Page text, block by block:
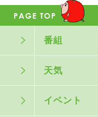
番組
天気
イベント